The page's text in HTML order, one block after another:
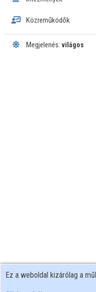
Közreműködők
Megjelenés: világos
Ez a weboldal kizárólag a